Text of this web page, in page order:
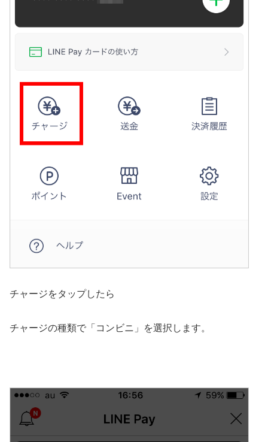
チャージをタップしたら
チャージの種類で「コンビニ」を選択します。